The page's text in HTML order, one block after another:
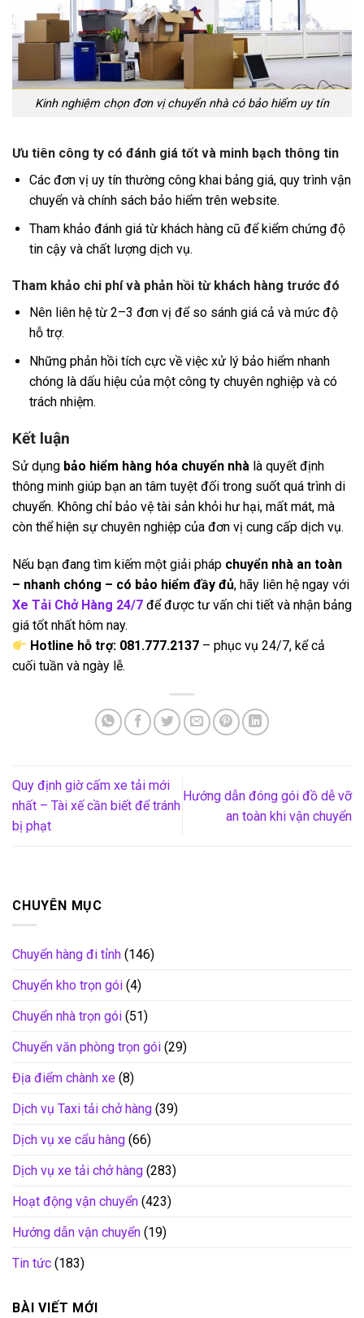
Kinh nghiệm chọn đơn vị chuyển nhà có bảo hiểm uy tín
Ưu tiên công ty có đánh giá tốt và minh bạch thông tin
Các đơn vị uy tín thường công khai bảng giá, quy trình vận
chuyển và chính sách bảo hiểm trên website.
Tham khảo đánh giá từ khách hàng cũ để kiểm chứng độ
tin cậy và chất lượng dịch vụ.
Tham khảo chi phí và phản hồi từ khách hàng trước đó
Nên liên hệ từ 2–3 đơn vị để so sánh giá cả và mức độ
hỗ trợ.
Những phản hồi tích cực về việc xử lý bảo hiểm nhanh
chóng là dấu hiệu của một công ty chuyên nghiệp và có
trách nhiệm.
Kết luận
Sử dụng bảo hiểm hàng hóa chuyển nhà là quyết định
thông minh giúp bạn an tâm tuyệt đối trong suốt quá trình di
chuyển. Không chỉ bảo vệ tài sản khỏi hư hại, mất mát, mà
còn thể hiện sự chuyên nghiệp của đơn vị cung cấp dịch vụ.
Nếu bạn đang tìm kiếm một giải pháp chuyển nhà an toàn
– nhanh chóng – có bảo hiểm đầy đủ, hãy liên hệ ngay với
Xe Tải Chở Hàng 24/7 để được tư vấn chi tiết và nhận bảng
giá tốt nhất hôm nay.
Hotline hỗ trợ: 081.777.2137 – phục vụ 24/7, kể cả
cuối tuần và ngày lễ.
Quy định giờ cấm xe tải mới
nhất – Tài xế cần biết để tránh
bị phạt
Hướng dẫn đóng gói đồ dễ vỡ
an toàn khi vận chuyển
CHUYÊN MỤC
Chuyển hàng đi tỉnh (146)
Chuyển kho trọn gói (4)
Chuyển nhà trọn gói (51)
Chuyển văn phòng trọn gói (29)
Địa điểm chành xe (8)
Dịch vụ Taxi tải chở hàng (39)
Dịch vụ xe cẩu hàng (66)
Dịch vụ xe tải chở hàng (283)
Hoạt động vận chuyển (423)
Hướng dẫn vận chuyển (19)
Tin tức (183)
BÀI VIẾT MỚI